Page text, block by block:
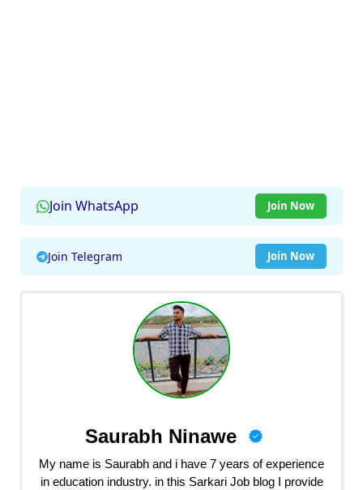
Join WhatsApp Join Now
Join Telegram Join Now
Saurabh Ninawe
My name is Saurabh and i have 7 years of experience
in education industry. in this Sarkari Job blog I provide